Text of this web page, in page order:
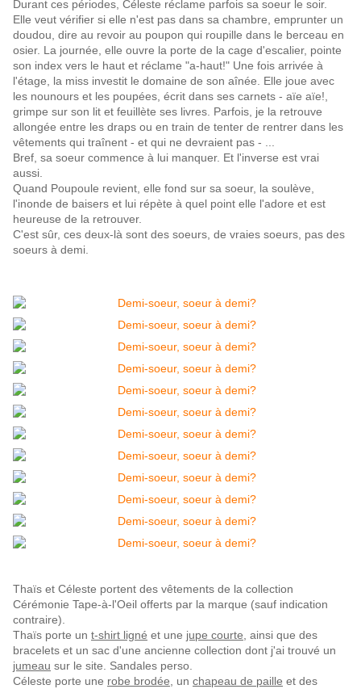
Durant ces périodes, Céleste réclame parfois sa soeur le soir.
Elle veut vérifier si elle n'est pas dans sa chambre, emprunter un
doudou, dire au revoir au poupon qui roupille dans le berceau en
osier. La journée, elle ouvre la porte de la cage d'escalier, pointe
son index vers le haut et réclame "a-haut!" Une fois arrivée à
l'étage, la miss investit le domaine de son aînée. Elle joue avec
les nounours et les poupées, écrit dans ses carnets - aïe aïe!,
grimpe sur son lit et feuillète ses livres. Parfois, je la retrouve
allongée entre les draps ou en train de tenter de rentrer dans les
vêtements qui traînent - et qui ne devraient pas - ...
Bref, sa soeur commence à lui manquer. Et l'inverse est vrai
aussi.
Quand Poupoule revient, elle fond sur sa soeur, la soulève,
l'inonde de baisers et lui répète à quel point elle l'adore et est
heureuse de la retrouver.
C'est sûr, ces deux-là sont des soeurs, de vraies soeurs, pas des
soeurs à demi.
Thaïs et Céleste portent des vêtements de la collection
Cérémonie Tape-à-l'Oeil offerts par la marque (sauf indication
contraire).
Thaïs porte un t-shirt ligné et une jupe courte , ainsi que des
bracelets et un sac d'une ancienne collection dont j'ai trouvé un
jumeau sur le site. Sandales perso.
Céleste porte une robe brodée , un chapeau de paille et des